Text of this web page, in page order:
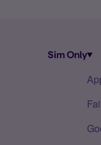
Sim Only